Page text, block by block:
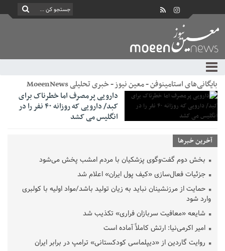
بایگانی‌های استامینوفن - معین نیوز - خبری تحلیلی MoeenNews
دارویی پرمصرف اما خطرناک برای
کبد/ دارویی که روزانه ۴۰ نفر را در
انگلیس می کشد
آخرین خبرها
بخش دوم گفت‌وگوی پزشکیان با مردم امشب پخش می‌شود
جزئیات فعال‌سازی «کیف پول ایران» اعلام شد
حمایت از مرزنشینان نباید به زیان تولید باشد/مواد اولیه با کولبری
وارد شود
شایعه «معافیت سربازان فراری» تکذیب شد
امیر اکرمی‌نیا: ارتش کاملاً آماده است
روایت گاردین از «دیپلماسی کودکستانی» ترامپ در برابر ایران